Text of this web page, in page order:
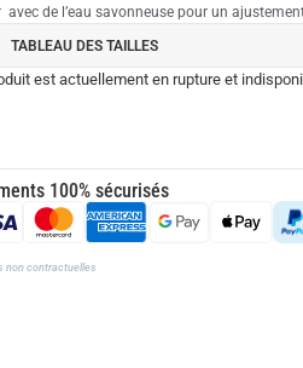
avec de l’eau savonneuse pour un
TABLEAU DES TAILLES
est actuellement en rupture et
100% sécurisés
non contractuelles